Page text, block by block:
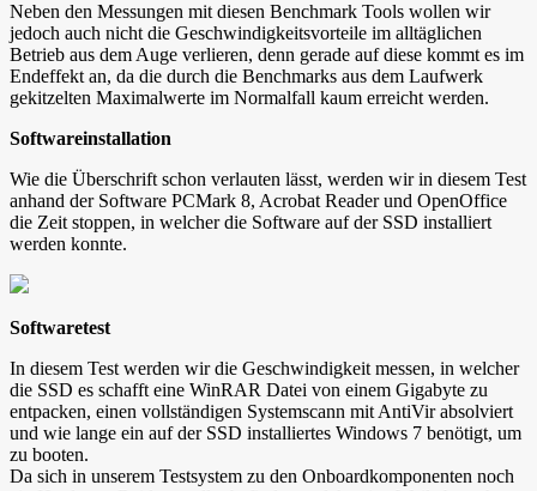
Neben den Messungen mit diesen Benchmark Tools wollen wir
jedoch auch nicht die Geschwindigkeitsvorteile im alltäglichen
Betrieb aus dem Auge verlieren, denn gerade auf diese kommt es im
Endeffekt an, da die durch die Benchmarks aus dem Laufwerk
gekitzelten Maximalwerte im Normalfall kaum erreicht werden.
Softwareinstallation
Wie die Überschrift schon verlauten lässt, werden wir in diesem Test
anhand der Software PCMark 8, Acrobat Reader und OpenOffice
die Zeit stoppen, in welcher die Software auf der SSD installiert
werden konnte.
Softwaretest
In diesem Test werden wir die Geschwindigkeit messen, in welcher
die SSD es schafft eine WinRAR Datei von einem Gigabyte zu
entpacken, einen vollständigen Systemscann mit AntiVir absolviert
und wie lange ein auf der SSD installiertes Windows 7 benötigt, um
zu booten.
Da sich in unserem Testsystem zu den Onboardkomponenten noch